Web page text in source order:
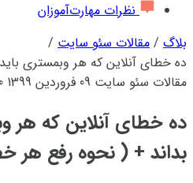
نظرات مهارت‌آموزان
بلاگ / مقالات سئو سایت /
ده خطای آنلاین که هر وبمستری
هر خطا )
مقالات سئو سایت 09 فروردین 1399 20
ده خطای آنلاین که هر
بداند +‌ ( نحوه رفع هر